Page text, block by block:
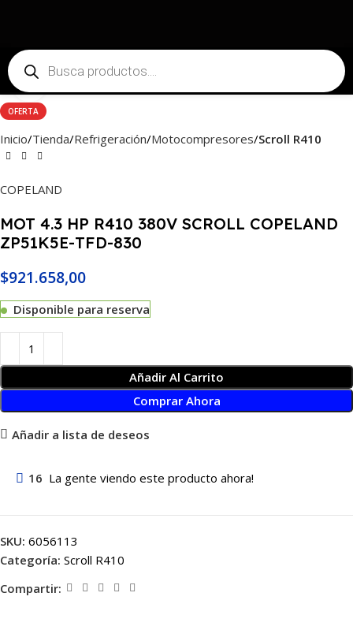
OFERTA
Inicio Tienda Refrigeración Motocompresores Scroll R410
COPELAND
MOT 4.3 HP R410 380V SCROLL COPELAND
ZP51K5E-TFD-830
$921.658,00
Disponible para reserva
Añadir Al Carrito
Comprar Ahora
Añadir a lista de deseos
16 La gente viendo este producto ahora!
SKU: 6056113
Categoría: Scroll R410
Compartir: